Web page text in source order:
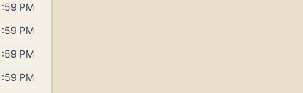
PM
PM
PM
PM